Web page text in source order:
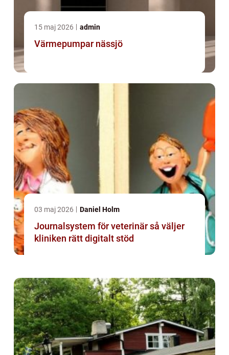
15 maj 2026 admin
Värmepumpar nässjö
03 maj 2026 Daniel Holm
Journalsystem för veterinär så väljer
kliniken rätt digitalt stöd